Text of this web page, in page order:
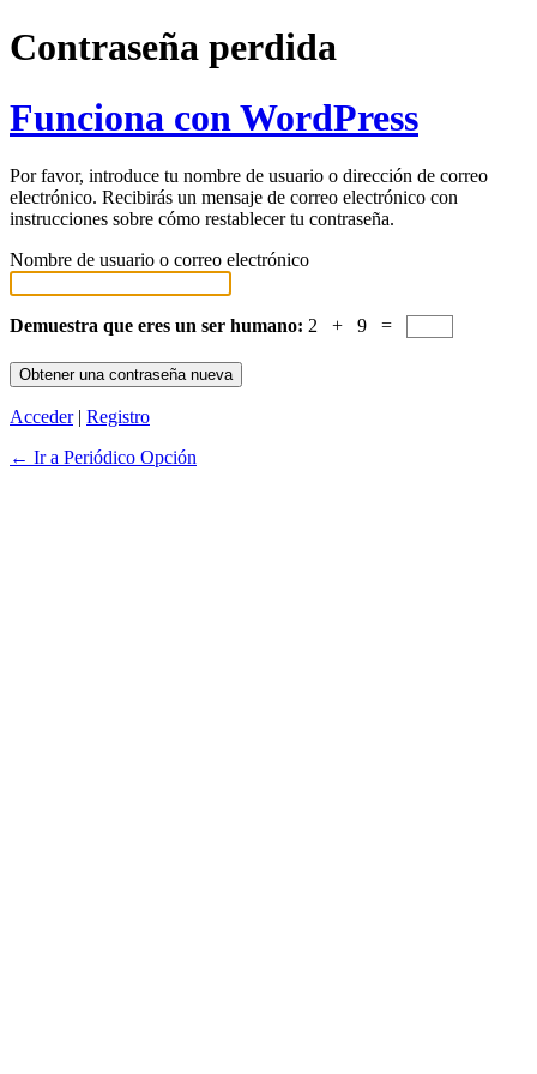
Contraseña perdida
Funciona con WordPress
Por favor, introduce tu nombre de usuario o dirección de correo
electrónico. Recibirás un mensaje de correo electrónico con
instrucciones sobre cómo restablecer tu contraseña.
Nombre de usuario o correo electrónico
Demuestra que eres un ser humano: 2 + 9 =
Acceder| Registro
← Ir a Periódico Opción